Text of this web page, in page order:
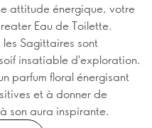
attitude énergique, votre
Eau de Toilette.
Sagittaires sont
insatiable d'exploration.
parfum floral énergisant
et à donner de
son aura inspirante.